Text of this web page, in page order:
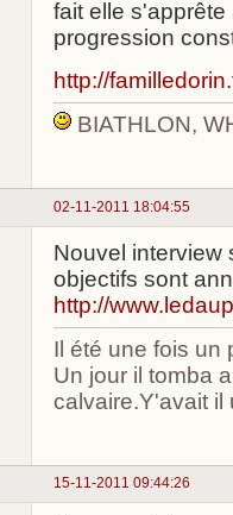
fait elle
progression
http://
BIATHLON,
02-11-2011 18:04:55
Nouvel interview
objectifs sont
http://
Il été une fois un
Un jour il tomba
calvaire.Y'avait il
15-11-2011 09:44:26